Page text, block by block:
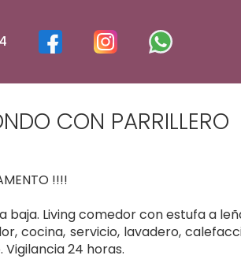
CON PARRILLERO
!!!!
Living comedor con estufa a
cocina, servicio, lavadero,
24 horas.